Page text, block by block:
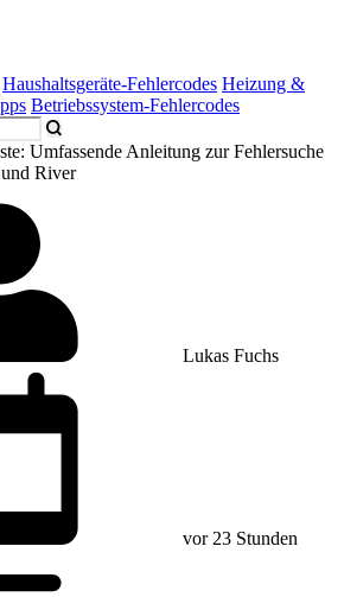
Haushaltsgeräte-Fehlercodes Heizung &
Betriebssystem-Fehlercodes
Umfassende Anleitung zur Fehlersuche
River
Lukas Fuchs
vor 23 Stunden